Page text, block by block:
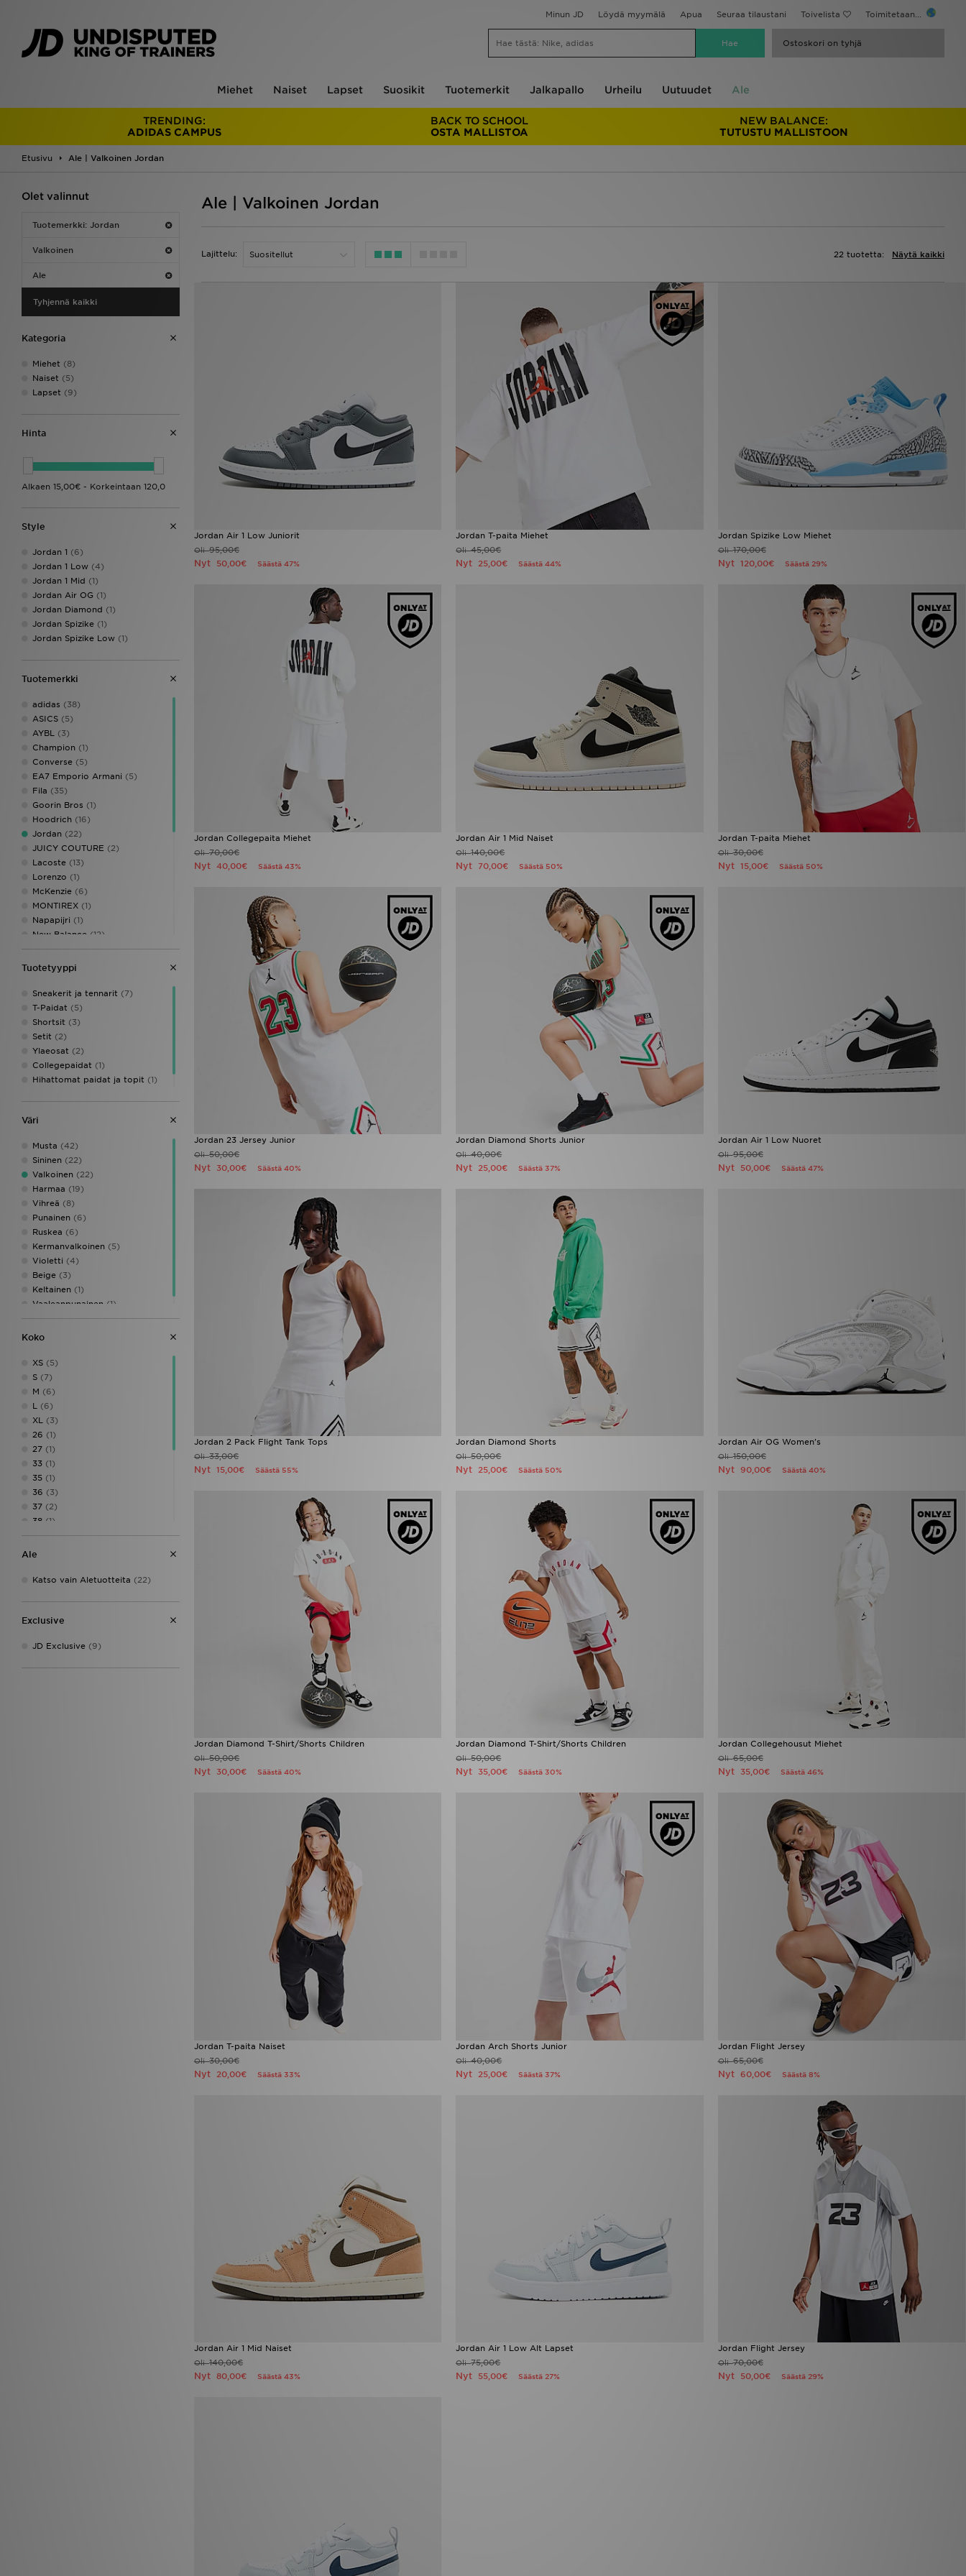
Minun JD Löydä myymälä Apua Seuraa tilaustani Toivelista Toimitetaan...
Ostoskori on tyhjä
Miehet Naiset Lapset Suosikit Tuotemerkit Jalkapallo Urheilu Uutuudet Ale
TRENDING:
ADIDAS CAMPUS
BACK TO SCHOOL
OSTA MALLISTOA
NEW BALANCE:
TUTUSTU MALLISTOON
Etusivu Ale | Valkoinen Jordan
Olet valinnut
Tuotemerkki: Jordan
Valkoinen
Ale
Tyhjennä kaikki
Kategoria
Miehet (8)
Naiset (5)
Lapset (9)
Hinta
Style
Jordan 1 (6)
Jordan 1 Low (4)
Jordan 1 Mid (1)
Jordan Air OG (1)
Jordan Diamond (1)
Jordan Spizike (1)
Jordan Spizike Low (1)
Tuotemerkki
adidas (38)
ASICS (5)
AYBL
(3)
Champion (1)
Converse (5)
EA7 Emporio Armani (5)
Fila (35)
Goorin Bros (1)
Hoodrich (16)
Jordan (22)
JUICY COUTURE (2)
Lacoste (13)
Lorenzo (1)
McKenzie (6)
MONTIREX (1)
Napapijri (1)
New Balance (12)
Nike(58)
On Running
PUMA(4)
Reebok(26)
Saucony (1)
Score Draw
Supply & Demand
The North Face(10)
Under Armour(5)
Tuotetyyppi
Sneakerit ja tennarit (7)
T-Paidat (5)
Shortsit (3)
Setit (2)
Ylaeosat (2)
Collegepaidat (1)
Hihattomat paidat ja topit (1)
Väri
Musta (42)
Sininen (22)
Valkoinen (22)
Harmaa (19)
Vihreä (8)
Punainen (6)
Ruskea (6)
Kermanvalkoinen (5)
Violetti (4)
Beige (3)
Keltainen (1)
Vaaleanpunainen (1)
Koko
XS (5)
S (7)
M (6)
L
(6)
XL
(3)
26 (1)
27 (1)
33 (1)
35 (1)
36 (3)
37 (2)
38 (1)
38.5(2)
40.5(1)
44(2)
Ale
Katso vain Aletuotteita (22)
Exclusive
JD Exclusive (9)
Ale | Valkoinen Jordan
Lajittelu: Näytä kaikki
22 tuotetta:
Jordan Air 1 Low Juniorit
Oli95,00€
Nyt 50,00€ Säästä 47%
Jordan T-paita Miehet
Oli45,00€
Nyt25,00€ Säästä 44%
Jordan Spizike Low Miehet
Oli170,00€
Nyt 120,00€ Säästä 29%
Jordan Collegepaita Miehet
Oli70,00€
Nyt 40,00€ Säästä 43%
Jordan Air 1 Mid Naiset
Oli140,00€
Nyt 70,00€ Säästä 50%
Jordan T-paita Miehet
Oli30,00€
Nyt 15,00€ Säästä 50%
Jordan 23 Jersey Junior
Oli50,00€
Nyt 30,00€ Säästä 40%
Jordan Diamond Shorts Junior
Oli40,00€
Nyt 25,00€ Säästä 37%
Jordan Air 1 Low Nuoret
Oli95,00€
Nyt 50,00€ Säästä 47%
Jordan 2 Pack Flight Tank Tops
Oli33,00€
Nyt 15,00€ Säästä 55%
Jordan Diamond Shorts
Oli50,00€
Nyt25,00€ Säästä 50%
Jordan Air OG Women's
Oli150,00€
Nyt 90,00€ Säästä 40%
Jordan Diamond T-Shirt/Shorts Children
Oli50,00€
Nyt 30,00€ Säästä 40%
Jordan Diamond T-Shirt/Shorts Children
Oli50,00€
Nyt 35,00€ Säästä 30%
Jordan Collegehousut Miehet
Oli65,00€
Nyt 35,00€ Säästä 46%
Jordan T-paita Naiset
Oli30,00€
Nyt 20,00€ Säästä 33%
Jordan Arch Shorts Junior
Oli40,00€
Nyt 25,00€ Säästä 37%
Jordan Flight Jersey
Oli65,00€
Nyt 60,00€ Säästä 8%
Jordan Air 1 Mid Naiset
Oli140,00€
Nyt 80,00€ Säästä 43%
Jordan Air 1 Low Alt Lapset
Oli75,00€
Nyt 55,00€ Säästä 27%
Jordan Flight Jersey
Oli70,00€
Nyt 50,00€ Säästä 29%